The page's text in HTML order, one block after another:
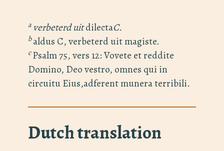
a verbeterd uitdilectaC.
baldus C, verbeterd uit magiste.
cPsalm 75, vers 12: Vovete et reddite
Domino, Deo vestro, omnes qui in
circuitu Eius,adferent munera terribili.
Dutch translation